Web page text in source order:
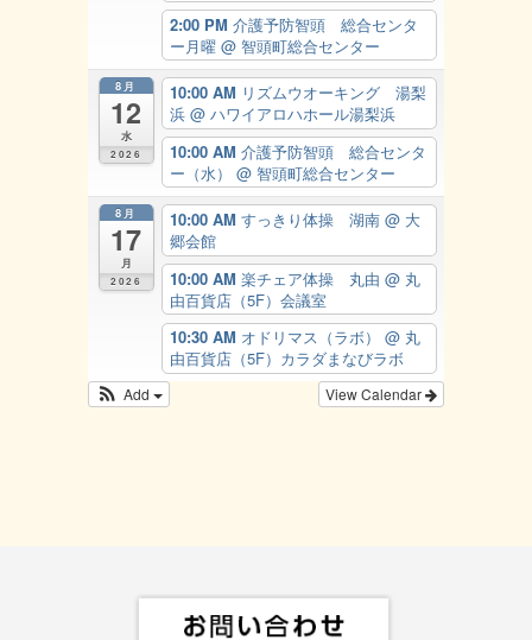
2:00 PM 介護予防智頭 総合センタ
ー月曜 @ 智頭町総合センター
8月
12
水
2026
10:00 AM リズムウオーキング 湯梨
浜 @ ハワイアロハホール湯梨浜
10:00 AM 介護予防智頭 総合センタ
ー（水） @ 智頭町総合センター
8月
17
月
2026
10:00 AM すっきり体操 湖南 @ 大
郷会館
10:00 AM 楽チェア体操 丸由 @ 丸
由百貨店（5F）会議室
10:30 AM オドリマス（ラボ） @ 丸
由百貨店（5F）カラダまなびラボ
View Calendar
Add